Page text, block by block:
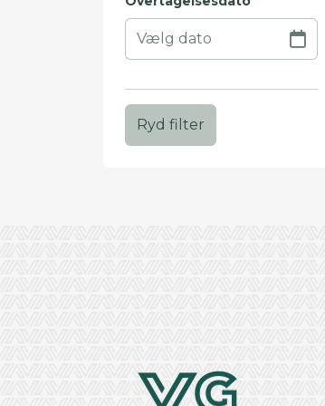
Ryd filter